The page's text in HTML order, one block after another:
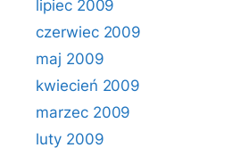
lipiec 2009
czerwiec 2009
maj 2009
kwiecień 2009
marzec 2009
luty 2009